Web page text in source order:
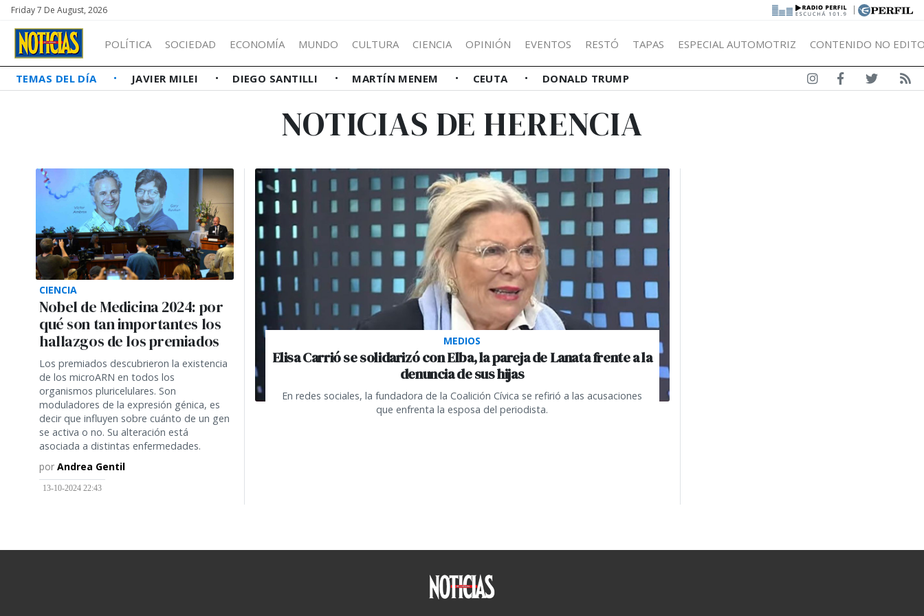
Friday 7 De August, 2026 |
POLÍTICA SOCIEDAD ECONOMÍA MUNDO CULTURA CIENCIA OPINIÓN EVENTOS RESTÓ TAPAS ESPECIAL AUTOMOTRIZ CONTENIDO NO
TEMAS DEL DÍA JAVIER MILEI DIEGO SANTILLI MARTÍN MENEM CEUTA DONALD TRUMP
NOTICIAS DE HERENCIA
CIENCIA
Nobel de Medicina 2024: por
qué son tan importantes los
hallazgos de los premiados
Los premiados descubrieron la existencia
de los microARN en todos los
organismos pluricelulares. Son
moduladores de la expresión génica, es
decir que influyen sobre cuánto de un gen
se activa o no. Su alteración está
asociada a distintas enfermedades.
por Andrea Gentil
13-10-2024 22:43
MEDIOS
Elisa Carrió se solidarizó con Elba, la pareja de Lanata frente a la
denuncia de sus hijas
En redes sociales, la fundadora de la Coalición Cívica se refirió a las acusaciones
que enfrenta la esposa del periodista.